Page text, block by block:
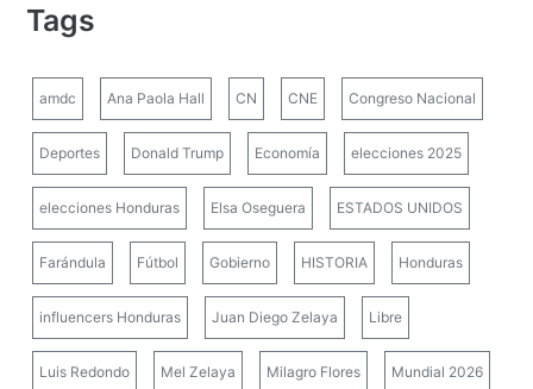
Tags
amdc Ana Paola Hall CN CNE Congreso Nacional
Deportes Donald Trump Economía elecciones 2025
elecciones Honduras Elsa Oseguera ESTADOS UNIDOS
Farándula Fútbol Gobierno HISTORIA Honduras
influencers Honduras Juan Diego Zelaya Libre
Luis Redondo Mel Zelaya Milagro Flores Mundial 2026